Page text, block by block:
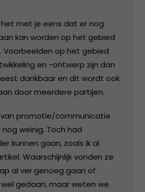
het met je eens dat er nog
kan worden op het gebied
Voorbeelden op het gebied
en -ontwerp zijn dan
dankbaar en dit wordt ook
door meerdere partijen.
promotie/communicatie
weinig. Toch had
kunnen gaan, zoals ik al
Waarschijnlijk vonden ze
al ver genoeg gaan of
gedaan, maar weten we